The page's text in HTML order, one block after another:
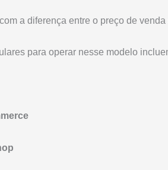
a diferença entre o preço de
para operar nesse modelo